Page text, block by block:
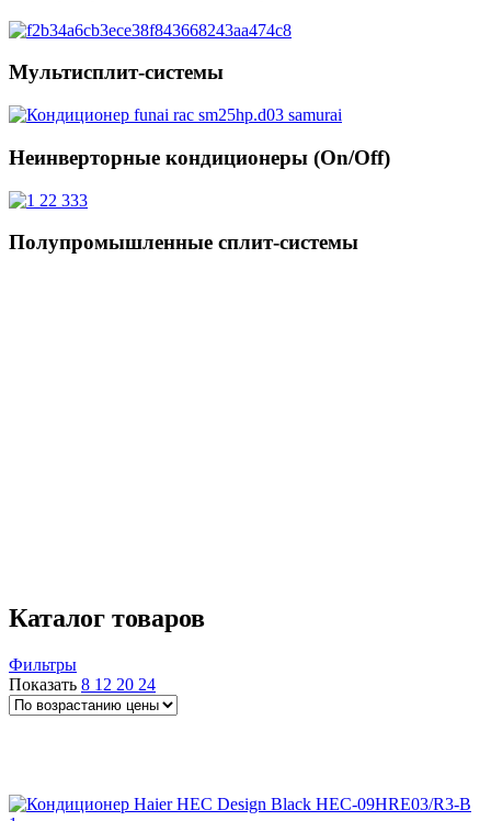
Мультисплит-системы
Неинверторные кондиционеры (On/Off)
Полупромышленные сплит-системы
Каталог товаров
Фильтры
Показать 8 12 20 24